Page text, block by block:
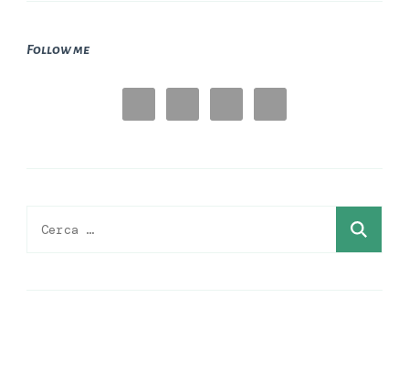
Follow me
Ricerca